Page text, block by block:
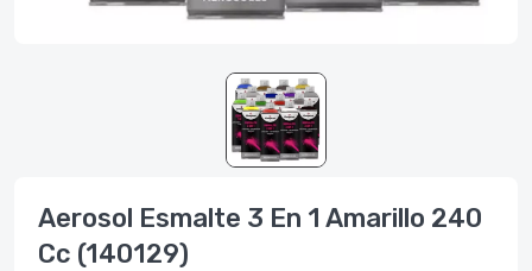
Aerosol Esmalte 3 En 1 Amarillo 240
Cc (140129)